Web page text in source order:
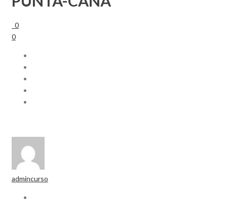
0
0
admincurso